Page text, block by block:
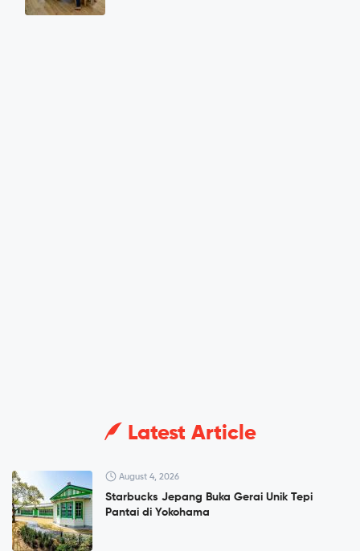
Latest Article
August 4, 2026
Starbucks Jepang Buka Gerai Unik Tepi
Pantai di Yokohama